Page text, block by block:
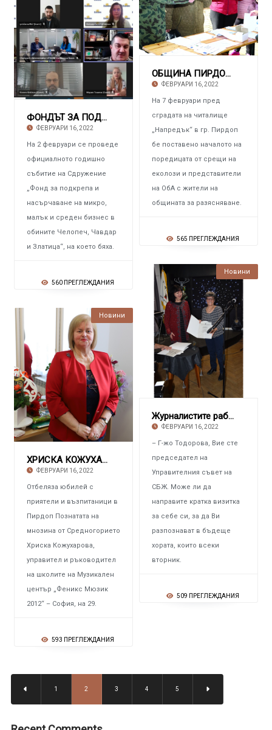
ОБЩИНА ПИРДОП Започна поредицата от срещи с
ФЕВРУАРИ 16, 2022
На 7 февруари пред
сградата на читалище
„Напредък“ в гр. Пирдоп
бе поставено началото на
поредицата от срещи на
еколози и представители
на ОбА с жители на
общината за разясняване.
565 ПРЕГЛЕЖДАНИЯ
ФОНДЪТ ЗА ПОДКРЕПА НА МИКРО, МАЛЪК И СРЕДЕН Б
ФЕВРУАРИ 16, 2022
На 2 февруари се проведе
официалното годишно
събитие на Сдружение
„Фонд за подкрепа и
насърчаване на микро,
малък и среден бизнес в
обините Челопеч, Чавдар
и Златица“, на което бяха.
560 ПРЕГЛЕЖДАНИЯ
Новини
Журналистите работят в интерес на обществото
ФЕВРУАРИ 16, 2022
– Г-жо Тодорова, Вие сте
председател на
Управителния съвет на
СБЖ. Може ли да
направите кратка визитка
за себе си, за да Ви
разпознават в бъдеще
хората, които всеки
вторник.
509 ПРЕГЛЕЖДАНИЯ
Новини
ХРИСКА КОЖУХАРОВА – УПРАВИТЕЛ НА МУЗИКАЛЕН ЦЕ
ФЕВРУАРИ 16, 2022
Отбеляза юбилей с
приятели и възпитаници в
Пирдоп Познатата на
мнозина от Средногорието
Хриска Кожухарова,
управител и ръководител
на школите на Музикален
център „Феникс Мюзик
2012“ – София, на 29.
593 ПРЕГЛЕЖДАНИЯ
1 2 3 4 5